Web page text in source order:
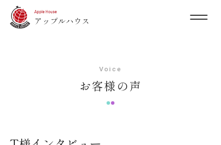
Voice
お客様の声